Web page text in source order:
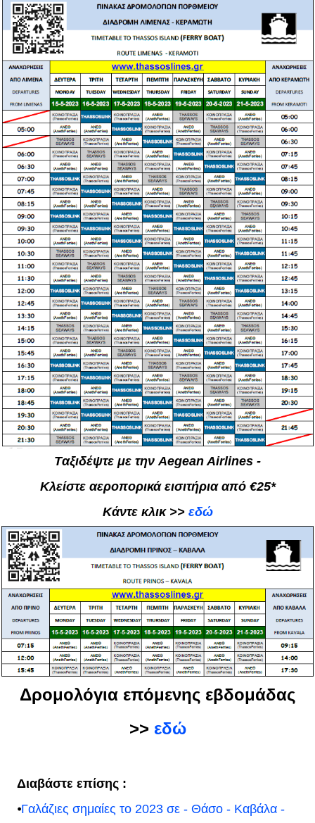
Tαξιδέψτε με την Aegean Airlines -
Κλείστε αεροπορικά εισιτήρια από €25*
Κάντε κλικ >> εδώ
Δρομολόγια επόμενης εβδομάδας
>> εδώ
Διαβάστε επίσης :
⦁Γαλάζιες σημαίες το 2023 σε - Θάσο - Καβάλα -